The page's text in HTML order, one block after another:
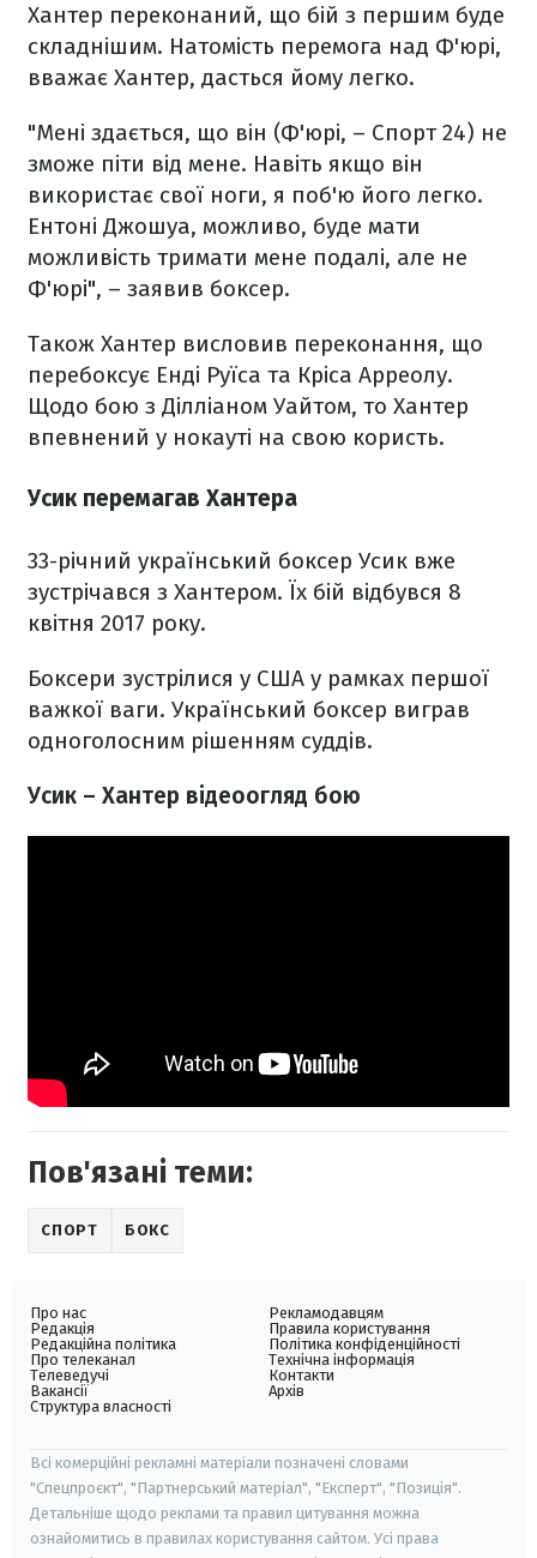
Хантер переконаний, що бій з першим буде
складнішим. Натомість перемога над Ф'юрі,
вважає Хантер, дасться йому легко.
"Мені здається, що він (Ф'юрі, – Спорт 24) не
зможе піти від мене. Навіть якщо він
використає свої ноги, я поб'ю його легко.
Ентоні Джошуа, можливо, буде мати
можливість тримати мене подалі, але не
Ф'юрі", – заявив боксер.
Також Хантер висловив переконання, що
перебоксує Енді Руїса та Кріса Арреолу.
Щодо бою з Ділліаном Уайтом, то Хантер
впевнений у нокауті на свою користь.
Усик перемагав Хантера
33-річний український боксер Усик вже
зустрічався з Хантером. Їх бій відбувся 8
квітня 2017 року.
Боксери зустрілися у США у рамках першої
важкої ваги. Український боксер виграв
одноголосним рішенням суддів.
Усик – Хантер відеоогляд бою
Пов'язані теми:
СПОРТ БОКС
Про нас
Редакція
Редакційна політика
Про телеканал
Телеведучі
Вакансії
Структура власності
Рекламодавцям
Правила користування
Політика конфіденційності
Технічна інформація
Контакти
Архів
Всі комерційні рекламні матеріали позначені словами
"Спецпроєкт", "Партнерський матеріал", "Експерт", "Позиція".
Детальніше щодо реклами та правил цитування можна
ознайомитись в правилах користування сайтом. Усі права